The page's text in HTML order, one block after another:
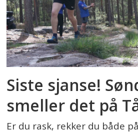
Siste sjanse!
smeller det på
Er du rask, rekker du både